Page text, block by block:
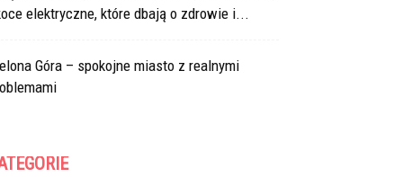
elektryczne, które dbają o zdrowie i...
Góra – spokojne miasto z realnymi